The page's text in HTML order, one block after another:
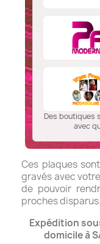
Des boutiques
avec
Ces plaques
gravés avec
de pouvoir
proches disparus.
Expédition
domicile à